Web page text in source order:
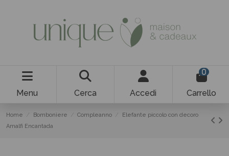
Menu Cerca Accedi
0
Carrello
Home Bomboniere Compleanno
Elefante piccolo con decoro
Amalfi Encantada